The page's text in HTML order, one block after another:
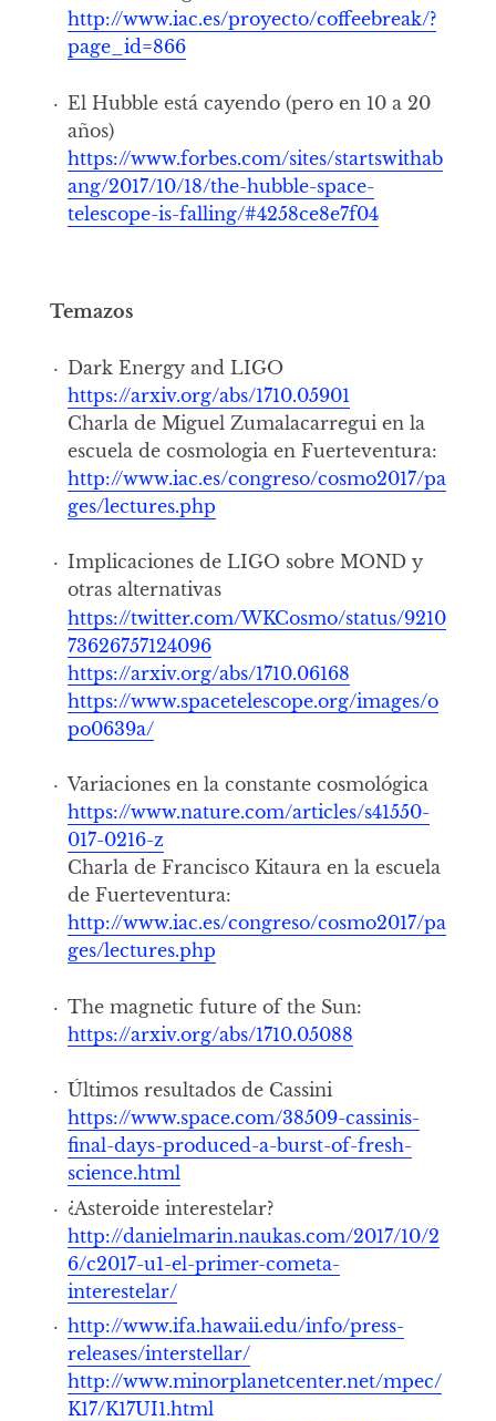
http://www.iac.es/proyecto/coffeebreak/?
page_id=866
El Hubble está cayendo (pero en 10 a 20
años)
https://www.forbes.com/sites/startswithab
ang/2017/10/18/the-hubble-space-
telescope-is-falling/#4258ce8e7f04
Temazos
Dark Energy and LIGO
https://arxiv.org/abs/1710.05901
Charla de Miguel Zumalacarregui en la
escuela de cosmologia en Fuerteventura:
http://www.iac.es/congreso/cosmo2017/pa
ges/lectures.php
Implicaciones de LIGO sobre MOND y
otras alternativas
https://twitter.com/WKCosmo/status/9210
73626757124096
https://arxiv.org/abs/1710.06168
https://www.spacetelescope.org/images/o
po0639a/
Variaciones en la constante cosmológica
https://www.nature.com/articles/s41550-
017-0216-z
Charla de Francisco Kitaura en la escuela
de Fuerteventura:
http://www.iac.es/congreso/cosmo2017/pa
ges/lectures.php
The magnetic future of the Sun:
https://arxiv.org/abs/1710.05088
Últimos resultados de Cassini
https://www.space.com/38509-cassinis-
final-days-produced-a-burst-of-fresh-
science.html
¿Asteroide interestelar?
http://danielmarin.naukas.com/2017/10/2
6/c2017-u1-el-primer-cometa-
interestelar/
http://www.ifa.hawaii.edu/info/press-
releases/interstellar/
http://www.minorplanetcenter.net/mpec/
K17/K17UI1.html